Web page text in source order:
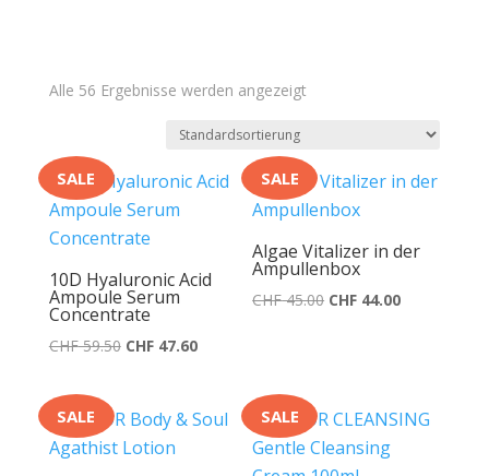
Alle 56 Ergebnisse werden angezeigt
SALE
10D Hyaluronic Acid
Ampoule Serum
Concentrate
CHF59.50 Ursprünglicher
CHF 59.50
CHF47.60Aktueller
CHF 47.60.
SALE
Algae Vitalizer in der
Ampullenbox
CHF45.00 Ursprünglicher
CHF 44.00Aktueller
SALE SALE